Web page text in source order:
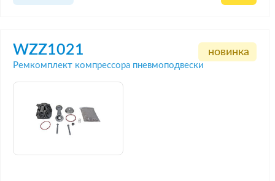
WZZ1021
Ремкомплект компрессора пневмоподвески
новинка